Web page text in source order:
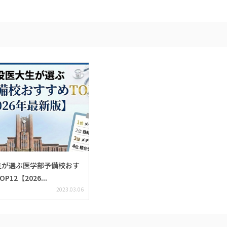
選ぶ医学部予備校おす
【2026...
2023.03.06